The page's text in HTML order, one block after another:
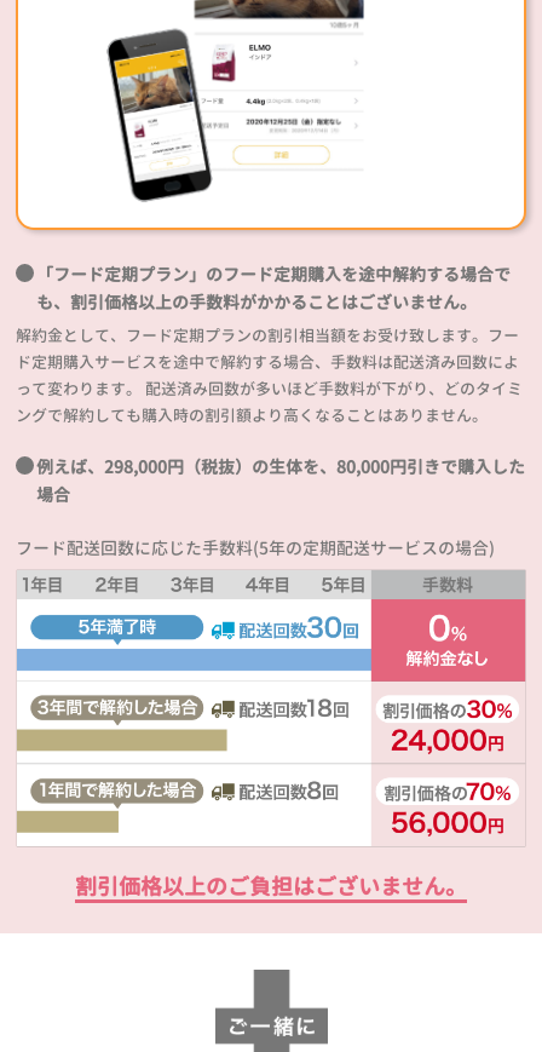
「フード定期プラン」のフード定期購入を途中解約する場合で
も、割引価格以上の手数料がかかることはございません。
解約金として、フード定期プランの割引相当額をお受け致します。フー
ド定期購入サービスを途中で解約する場合、手数料は配送済み回数によ
って変わります。 配送済み回数が多いほど手数料が下がり、どのタイミ
ングで解約しても購入時の割引額より高くなることはありません。
例えば、298,000円（税抜）の生体を、80,000円引きで購入した
場合
フード配送回数に応じた手数料(5年の定期配送サービスの場合)
割引価格以上のご負担はございません。